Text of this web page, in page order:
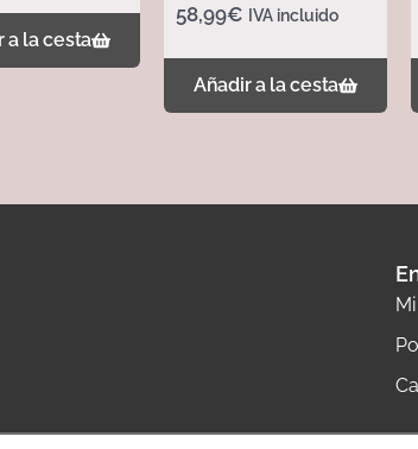
a la cesta
58,99€ IVA incluido
Añadir a la cesta